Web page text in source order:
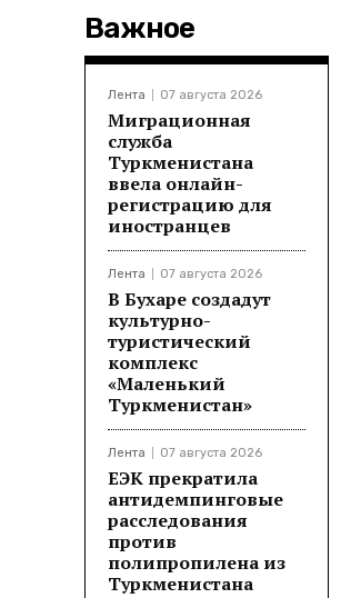
Важное
Лента 07 августа 2026
Миграционная
служба
Туркменистана
ввела онлайн-
регистрацию для
иностранцев
Лента 07 августа 2026
В Бухаре создадут
культурно-
туристический
комплекс
«Маленький
Туркменистан»
Лента 07 августа 2026
ЕЭК прекратила
антидемпинговые
расследования
против
полипропилена из
Туркменистана